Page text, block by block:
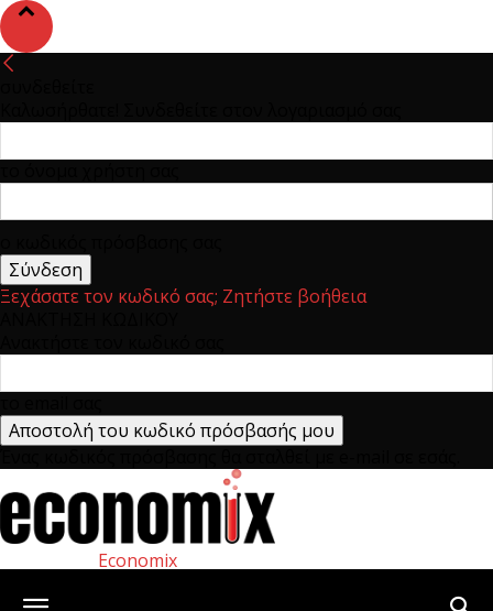
Ξεχάσατε τον κωδικό σας; Ζητήστε βοήθεια
Economix